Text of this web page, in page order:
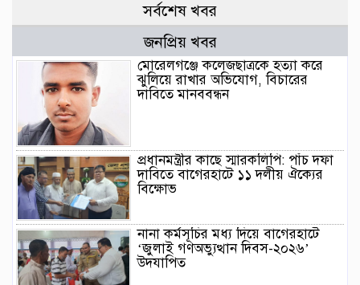
সর্বশেষ খবর
জনপ্রিয় খবর
মোরেলগঞ্জে কলেজছাত্রকে হত্যা করে
ঝুলিয়ে রাখার অভিযোগ, বিচারের
দাবিতে মানববন্ধন
প্রধানমন্ত্রীর কাছে স্মারকলিপি: পাঁচ দফা
দাবিতে বাগেরহাটে ১১ দলীয় ঐক্যের
বিক্ষোভ
নানা কর্মসূচির মধ্য দিয়ে বাগেরহাটে
‘জুলাই গণঅভ্যুত্থান দিবস-২০২৬’
উদযাপিত